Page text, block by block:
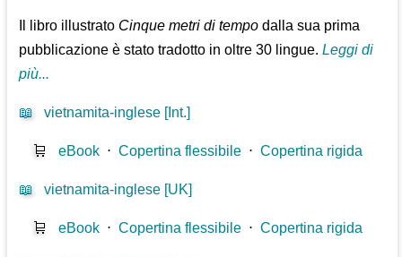
Il libro illustrato Cinque metri di tempo dalla sua prima
pubblicazione è stato tradotto in oltre 30 lingue.Leggi di
più...
📖 vietnamita-inglese [Int.]
🛒 eBook ⋅Copertina flessibile ⋅Copertina rigida
📖 vietnamita-inglese [UK]
🛒 eBook ⋅Copertina flessibile ⋅Copertina rigida